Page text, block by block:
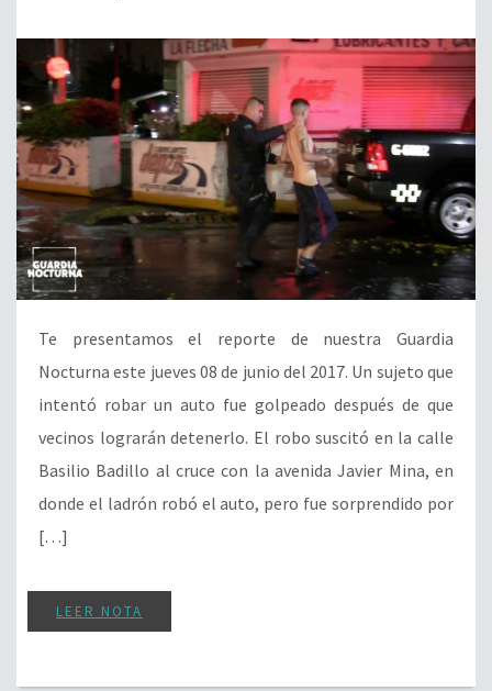
Te presentamos el reporte de nuestra Guardia
Nocturna este jueves 08 de junio del 2017. Un sujeto que
intentó robar un auto fue golpeado después de que
vecinos lograrán detenerlo. El robo suscitó en la calle
Basilio Badillo al cruce con la avenida Javier Mina, en
donde el ladrón robó el auto, pero fue sorprendido por
[…]
LEER NOTA